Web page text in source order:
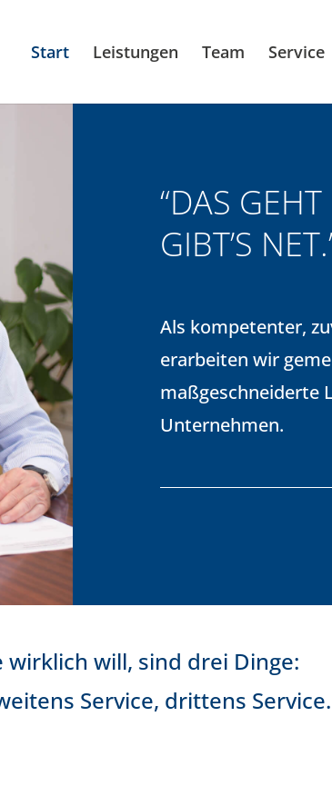
Start Leistungen Team Service
“DAS GEHT
GIBT’S
Als kompetenter,
erarbeiten wir
maßgeschneiderte
Unternehmen.
wirklich will, sind drei Dinge:
Service, drittens Service.